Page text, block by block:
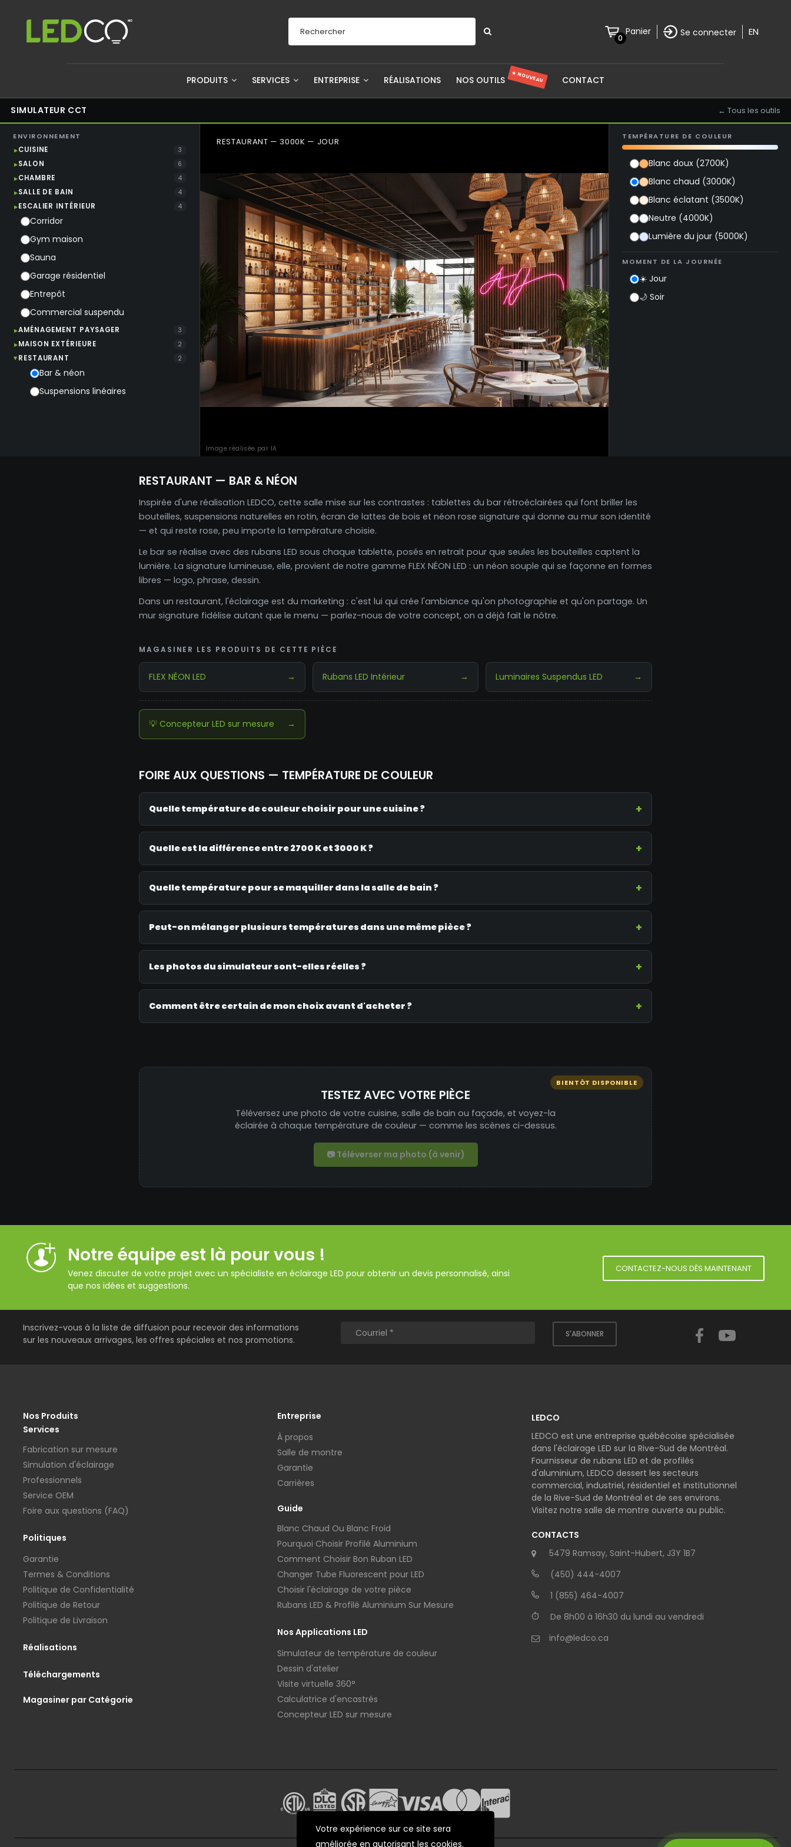
0
Panier Se connecter EN
PRODUITS SERVICES ENTREPRISE RÉALISATIONS NOS OUTILS ★ NOUVEAU CONTACT
SIMULATEUR CCT ← Tous les outils
ENVIRONNEMENT
CUISINE
3
SALON 6
CHAMBRE 4
SALLE DE BAIN 4
ESCALIER INTÉRIEUR 4
Corridor
Gym maison
Sauna
Garage résidentiel
Entrepôt
Commercial suspendu
AMÉNAGEMENT PAYSAGER 3
MAISON EXTÉRIEURE 2
RESTAURANT 2
Bar & néon
Suspensions linéaires
RESTAURANT — 3000K — JOUR
Image réalisée par IA
TEMPÉRATURE DE COULEUR
Blanc doux (2700K)
Blanc chaud (3000K)
Blanc éclatant (3500K)
Neutre (4000K)
Lumière du jour (5000K)
MOMENT DE LA JOURNÉE
☀️ Jour
🌙 Soir
RESTAURANT — BAR & NÉON
Inspirée d'une réalisation LEDCO, cette salle mise sur les contrastes : tablettes du bar rétroéclairées qui font briller les
bouteilles, suspensions naturelles en rotin, écran de lattes de bois et néon rose signature qui donne au mur son identité
— et qui reste rose, peu importe la température choisie.
Le bar se réalise avec des rubans LED sous chaque tablette, posés en retrait pour que seules les bouteilles captent la
lumière. La signature lumineuse, elle, provient de notre gamme FLEX NÉON LED : un néon souple qui se façonne en formes
libres — logo, phrase, dessin.
Dans un restaurant, l'éclairage est du marketing : c'est lui qui crée l'ambiance qu'on photographie et qu'on partage. Un
mur signature fidélise autant que le menu — parlez-nous de votre concept, on a déjà fait le nôtre.
MAGASINER LES PRODUITS DE CETTE PIÈCE
FLEX NÉON LED → Rubans LED Intérieur → Luminaires Suspendus LED →
💡 Concepteur LED sur mesure →
FOIRE AUX QUESTIONS — TEMPÉRATURE DE COULEUR
Quelle température de couleur choisir pour une cuisine ?
Quelle est la différence entre 2700 K et 3000 K ?
Quelle température pour se maquiller dans la salle de bain ?
Peut-on mélanger plusieurs températures dans une même pièce ?
Les photos du simulateur sont-elles réelles ?
Comment être certain de mon choix avant d'acheter ?
BIENTÔT DISPONIBLE
TESTEZ AVEC VOTRE PIÈCE
Téléversez une photo de votre cuisine, salle de bain ou façade, et voyez-la
éclairée à chaque température de couleur — comme les scènes ci-dessus.
📷 Téléverser ma photo (à venir)
Notre équipe est là pour vous !
Venez discuter de votre projet avec un spécialiste en éclairage LED pour obtenir un devis personnalisé, ainsi
que nos idées et suggestions.
CONTACTEZ-NOUS DÈS MAINTENANT
Inscrivez-vous à la liste de diffusion pour recevoir des informations
sur les nouveaux arrivages, les offres spéciales et nos promotions.
S'ABONNER
Nos Produits
Services
Fabrication sur mesure
Simulation d'éclairage
Professionnels
Service OEM
Foire aux questions (FAQ)
Politiques
Garantie
Termes & Conditions
Politique de Confidentialité
Politique de Retour
Politique de Livraison
Réalisations
Téléchargements
Magasiner par Catégorie
Entreprise
À propos
Salle de montre
Garantie
Carrières
Guide
Blanc Chaud Ou Blanc Froid
Pourquoi Choisir Profilé Aluminium
Comment Choisir Bon Ruban LED
Changer Tube Fluorescent pour LED
Choisir l'éclairage de votre pièce
Rubans LED & Profilé Aluminium Sur Mesure
Nos Applications LED
Simulateur de température de couleur
Dessin d'atelier
Visite virtuelle 360°
Calculatrice d'encastrés
Concepteur LED sur mesure
LEDCO
LEDCO est une entreprise québécoise spécialisée
dans l'éclairage LED sur la Rive-Sud de Montréal.
Fournisseur de rubans LED et de profilés
d'aluminium, LEDCO dessert les secteurs
commercial, industriel, résidentiel et institutionnel
de la Rive-Sud de Montréal et de ses environs.
Visitez notre salle de montre ouverte au public.
CONTACTS
5479 Ramsay, Saint-Hubert, J3Y 1B7
(450) 444-4007
1 (855) 464-4007
De 8h00 à 16h30 du lundi au vendredi
info@ledco.ca
Votre expérience sur ce site sera
améliorée en autorisant les cookies.